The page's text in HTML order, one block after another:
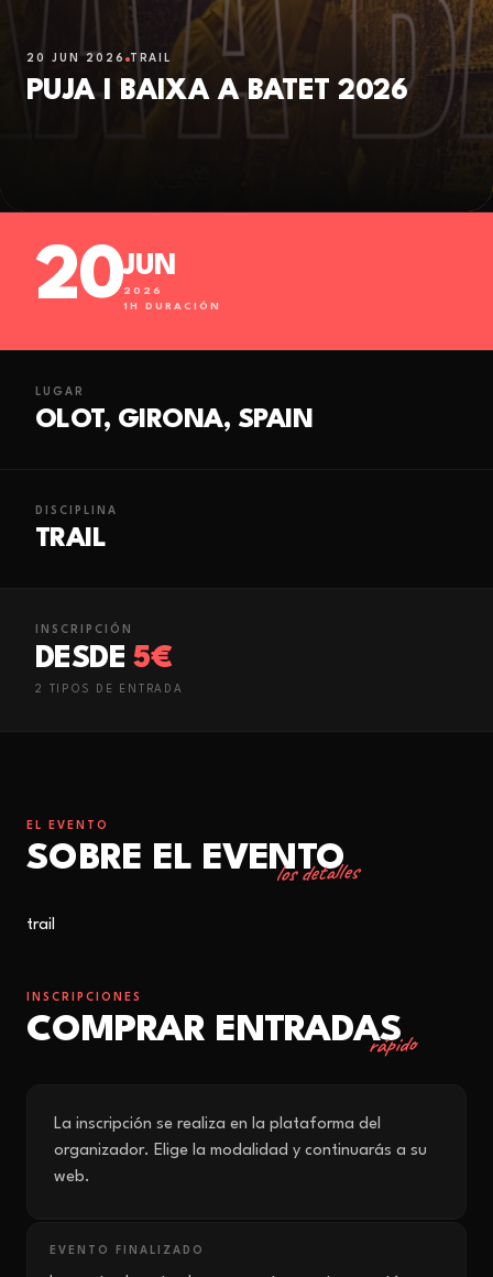
20 JUN 2026 TRAIL
PUJA I BAIXA A BATET 2026
20JUN
2026
1H DURACIÓN
LUGAR
OLOT, GIRONA, SPAIN
DISCIPLINA
TRAIL
INSCRIPCIÓN
DESDE 5€
2 TIPO S DE ENTRADA
EL EVENTO
SOBRE EL EVENTO
los detalles
trail
INSCRIPCIONES
COMPRAR ENTRADAS
rápido
La inscripción se realiza en la plataforma del
organizador. Elige la modalidad y continuarás a su
web.
EVENTO FINALIZADO